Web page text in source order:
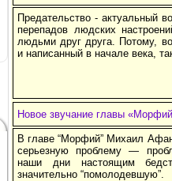
Предательство - актуальный
перепадов людских
людьми друг друга. Потому,
и написанный в начале века,
Новое звучание главы
В главе “Морфий” Михаил
серьезную проблему —
наши дни настоящим
значительно “помолодевшую”.